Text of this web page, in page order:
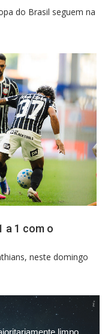
do Brasil seguem na
a 1 com o
neste domingo